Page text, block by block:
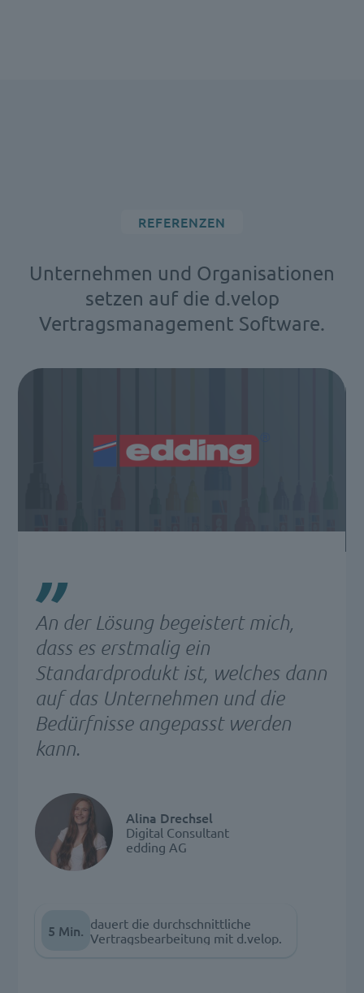
REFERENZEN
Unternehmen und Organisationen
setzen auf die d.velop
Vertragsmanagement Software.
An der Lösung begeistert mich,
dass es erstmalig ein
Standardprodukt ist, welches dann
auf das Unternehmen und die
Bedürfnisse angepasst werden
kann.
Alina Drechsel
Digital Consultant
edding AG
5 Min. dauert die durchschnittliche
Vertragsbearbeitung mit d.velop.